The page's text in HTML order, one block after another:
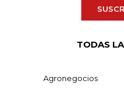
TODAS
Agronegocios